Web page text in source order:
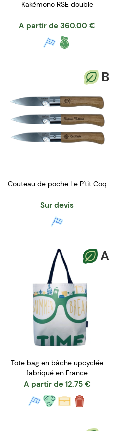
Kakémono RSE double
A partir de 360.00 €
B
Couteau de poche Le P'tit Coq
Sur devis
A
Tote bag en bâche upcyclée
fabriqué en France
A partir de 12.75 €